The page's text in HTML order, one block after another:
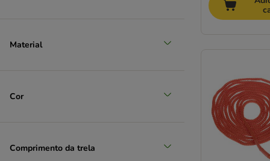
Material
Cor
Comprimento da trela